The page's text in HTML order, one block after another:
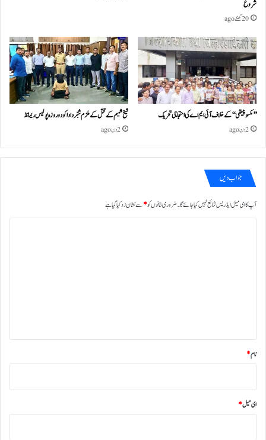
شروع
20 گھنٹے ago
’’مکسوپیتھی‘‘ کے خلاف آئی ایم اے کی احتجاجی تحریک
2 دن ago
شیخ شمیم کے قتل کے ملزم شبّر دادا کو دو روزہ پولیس ریمانڈ
2 دن ago
جواب دیں
آپ کا ای میل ایڈریس شائع نہیں کیا جائے گا۔ضروری خانوں کو*سے نشان زد کیا گیا ہے
نام*
ای میل*